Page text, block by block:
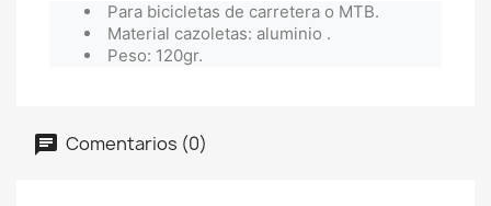
Para bicicletas de carretera o MTB.
Material cazoletas: aluminio .
Peso: 120gr.
Comentarios (0)